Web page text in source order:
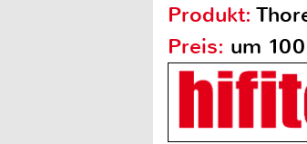
Produkt:
Preis: um